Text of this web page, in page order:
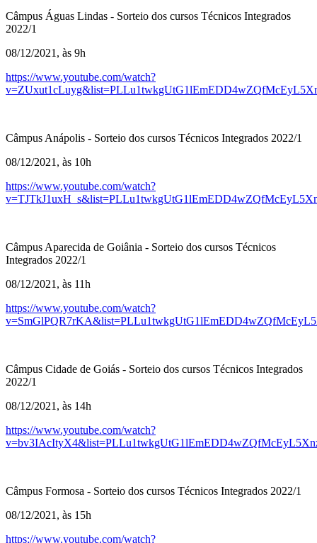
Câmpus Águas Lindas - Sorteio dos cursos Técnicos Integrados
2022/1
08/12/2021, às 9h
https://www.youtube.com/watch?
Câmpus Anápolis - Sorteio dos cursos Técnicos Integrados 2022/1
08/12/2021, às 10h
https://www.youtube.com/watch?
Câmpus Aparecida de Goiânia - Sorteio dos cursos Técnicos
Integrados 2022/1
08/12/2021, às 11h
https://www.youtube.com/watch?
Câmpus Cidade de Goiás - Sorteio dos cursos Técnicos Integrados
2022/1
08/12/2021, às 14h
https://www.youtube.com/watch?
Câmpus Formosa - Sorteio dos cursos Técnicos Integrados 2022/1
08/12/2021, às 15h
https://www.youtube.com/watch?